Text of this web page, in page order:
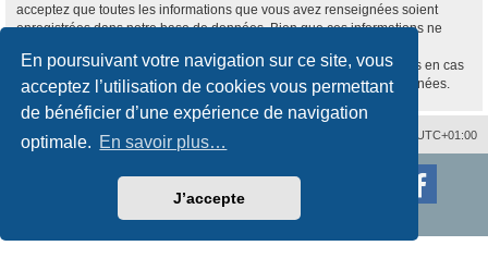
En poursuivant votre navigation sur ce site, vous
acceptez l’utilisation de cookies vous permettant
de bénéficier d’une expérience de navigation
optimale. En savoir plus…
J’accepte
acceptez que toutes les informations que vous avez renseignées soient
enregistrées dans notre base de données. Bien que ces informations ne
« Necstasy », ni phpBB, ne pourront être tenus comme responsables en cas
de tentative de piratage informatique visant à compromettre vos données.
UTC+01:00
Supprimer les cookies
Nous contacter
2017
Conditions